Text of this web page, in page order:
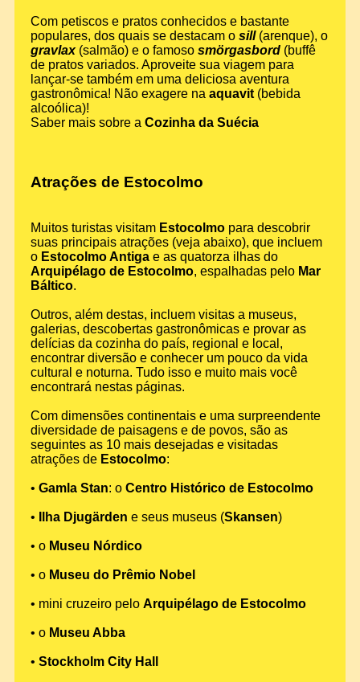
Com petiscos e pratos conhecidos e bastante
populares, dos quais se destacam o sill(arenque), o
gravlax(salmão) e o famoso smörgasbord (buffê
de pratos variados. Aproveite sua viagem para
lançar-se também em uma deliciosa aventura
gastronômica! Não exagere na aquavit (bebida
alcoólica)!
Saber mais sobre a Cozinha da Suécia
Atrações de Estocolmo
Muitos turistas visitam Estocolmo para descobrir
suas principais atrações (veja abaixo), que incluem
o Estocolmo Antiga e as quatorza ilhas do
Arquipélago de Estocolmo, espalhadas pelo Mar
Báltico.
Outros, além destas, incluem visitas a museus,
galerias, descobertas gastronômicas e provar as
delícias da cozinha do país, regional e local,
encontrar diversão e conhecer um pouco da vida
cultural e noturna. Tudo isso e muito mais você
encontrará nestas páginas.
Com dimensões continentais e uma surpreendente
diversidade de paisagens e de povos, são as
seguintes as 10 mais desejadas e visitadas
atrações de Estocolmo:
• Gamla Stan: o Centro Histórico de Estocolmo
• Ilha Djugärden e seus museus (Skansen)
• o Museu Nórdico
• o Museu do Prêmio Nobel
• mini cruzeiro pelo Arquipélago de Estocolmo
• o Museu Abba
• Stockholm City Hall